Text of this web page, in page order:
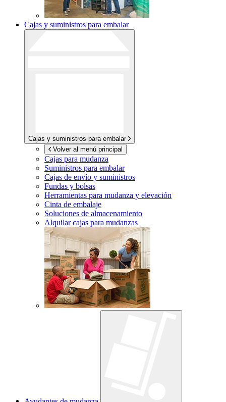
Cajas y suministros para embalar
Cajas y suministros para embalar
Volver al menú principal
Cajas para mudanza
Suministros para embalar
Cajas de envío y suministros
Fundas y bolsas
Herramientas para mudanza y elevación
Cinta de embalaje
Soluciones de almacenamiento
Alquilar cajas para mudanzas